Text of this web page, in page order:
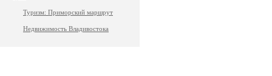
Туризм: Приморский маршрут
Недвижимость Владивостока